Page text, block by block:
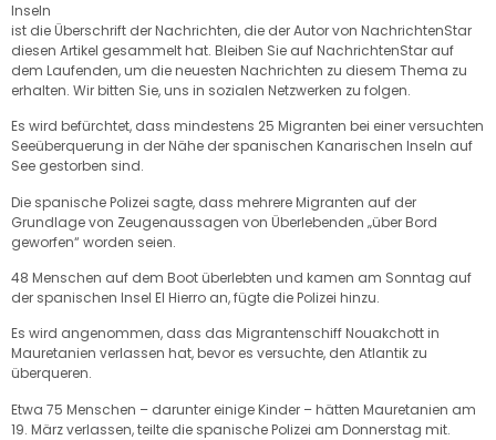
Inseln
ist die Überschrift der Nachrichten, die der Autor von NachrichtenStar
diesen Artikel gesammelt hat. Bleiben Sie auf NachrichtenStar auf
dem Laufenden, um die neuesten Nachrichten zu diesem Thema zu
erhalten. Wir bitten Sie, uns in sozialen Netzwerken zu folgen.
Es wird befürchtet, dass mindestens 25 Migranten bei einer versuchten
Seeüberquerung in der Nähe der spanischen Kanarischen Inseln auf
See gestorben sind.
Die spanische Polizei sagte, dass mehrere Migranten auf der
Grundlage von Zeugenaussagen von Überlebenden „über Bord
geworfen“ worden seien.
48 Menschen auf dem Boot überlebten und kamen am Sonntag auf
der spanischen Insel El Hierro an, fügte die Polizei hinzu.
Es wird angenommen, dass das Migrantenschiff Nouakchott in
Mauretanien verlassen hat, bevor es versuchte, den Atlantik zu
überqueren.
Etwa 75 Menschen – darunter einige Kinder – hätten Mauretanien am
19. März verlassen, teilte die spanische Polizei am Donnerstag mit.